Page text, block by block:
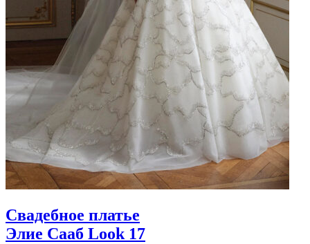
Свадебное платье
Элие Сааб Look 17